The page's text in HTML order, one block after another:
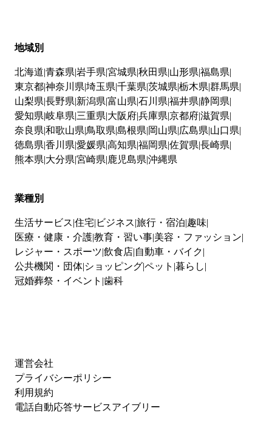
地域別
北海道 青森県 岩手県 宮城県 秋田県 山形県 福島県
東京都神奈川県 埼玉県 千葉県 茨城県 栃木県 群馬県
山梨県 長野県 新潟県 富山県 石川県 福井県 静岡県
愛知県 岐阜県 三重県 大阪府兵庫県 京都府滋賀県
奈良県 和歌山県 鳥取県 島根県 岡山県 広島県 山口県
徳島県 香川県 愛媛県 高知県 福岡県 佐賀県 長崎県
熊本県 大分県 宮崎県 鹿児島県 沖縄県
業種別
生活サービス 住宅 ビジネス 旅行・宿泊 趣味
医療・健康・介護教育・習い事 美容・ファッション
レジャー・スポーツ 飲食店 自動車・バイク
公共機関・団体 ショッピングペット 暮らし
冠婚葬祭・イベント 歯科
運営会社
プライバシーポリシー
利用規約
電話自動応答サービスアイブリー